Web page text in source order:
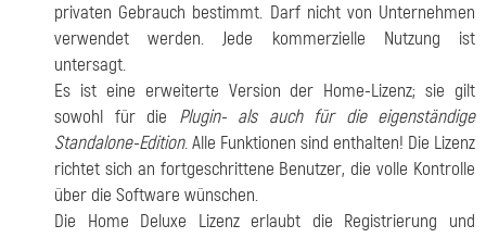
privaten Gebrauch bestimmt. Darf nicht von Unternehmen
verwendet werden. Jede kommerzielle Nutzung ist
untersagt.
Es ist eine erweiterte Version der Home-Lizenz; sie gilt
sowohl für die Plugin- als auch für die eigenständige
Standalone-Edition. Alle Funktionen sind enthalten! Die Lizenz
richtet sich an fortgeschrittene Benutzer, die volle Kontrolle
über die Software wünschen.
Die Home Deluxe Lizenz erlaubt die Registrierung und